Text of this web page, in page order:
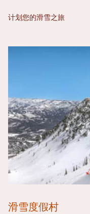
计划您的滑雪之旅
滑雪度假村